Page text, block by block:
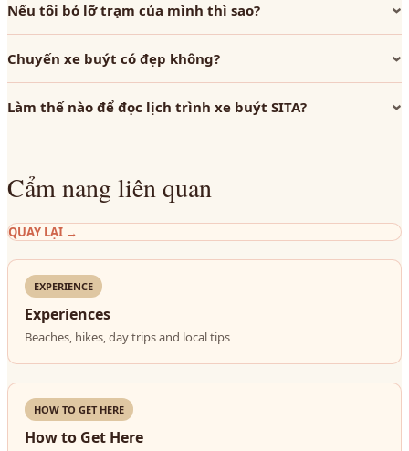
Nếu tôi bỏ lỡ trạm của mình thì sao?
Chuyến xe buýt có đẹp không?
Làm thế nào để đọc lịch trình xe buýt SITA?
Cẩm nang liên quan
QUAY LẠI →
EXPERIENCE
Experiences
Beaches, hikes, day trips and local tips
HOW TO GET HERE
How to Get Here